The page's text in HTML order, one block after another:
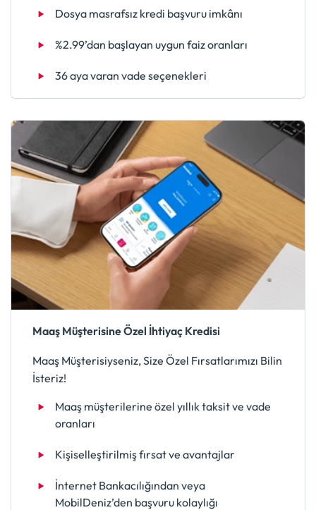
Dosya masrafsız kredi başvuru imkânı
%2.99’dan başlayan uygun faiz oranları
36 aya varan vade seçenekleri
Maaş Müşterisine Özel İhtiyaç Kredisi
Maaş Müşterisiyseniz, Size Özel Fırsatlarımızı Bilin
İsteriz!
Maaş müşterilerine özel yıllık taksit ve vade
oranları
Kişiselleştirilmiş fırsat ve avantajlar
İnternet Bankacılığından veya
MobilDeniz’den başvuru kolaylığı